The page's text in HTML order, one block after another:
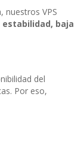
nuestros VPS
estabilidad, baja
del
Por eso,